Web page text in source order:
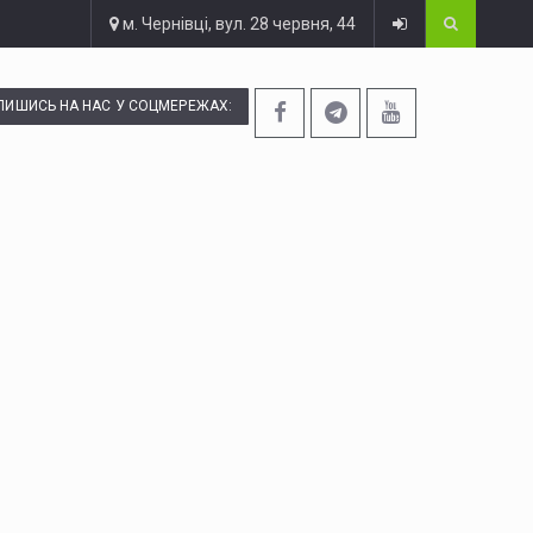
м. Чернівці, вул. 28 червня, 44
НА НАС У СОЦМЕРЕЖАХ: